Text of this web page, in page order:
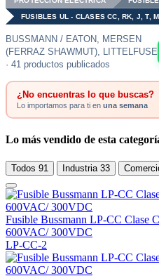
FUSIBLES UL - CLASES CC, RK, J, T,
BUSSMANN / EATON, MERSEN
(FERRAZ SHAWMUT), LITTELFUSE
· 41 productos publicados
¿No encuentras lo que buscas?
Lo importamos para ti en una semana
Lo más vendido de esta
Todos 91 Industria 33
Fusible Bussmann LP-CC Clase
600VAC/ 300VDC
LP-CC-2